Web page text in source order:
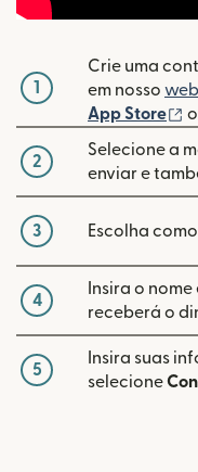
1
Crie uma
em nosso
App Store
2
Selecione a
enviar e
3 Escolha
4
Insira o
receberá o
5
Insira suas
selecione